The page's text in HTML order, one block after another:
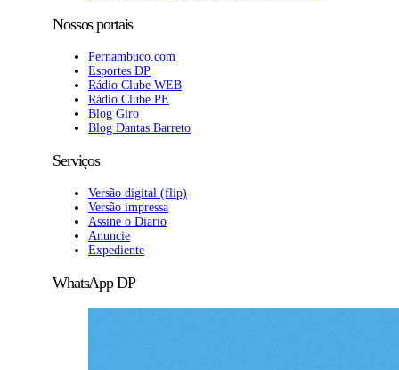
Nossos portais
Pernambuco.com
Esportes DP
Rádio Clube WEB
Rádio Clube PE
Blog Giro
Blog Dantas Barreto
Serviços
Versão digital (flip)
Versão impressa
Assine o Diario
Anuncie
Expediente
WhatsApp DP